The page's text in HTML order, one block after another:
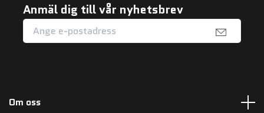
Anmäl dig till vår nyhetsbrev
Om oss